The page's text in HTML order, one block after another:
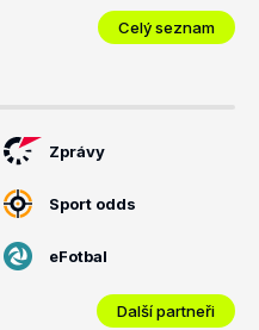
Celý seznam
Zprávy
Sport odds
eFotbal
Další partneři